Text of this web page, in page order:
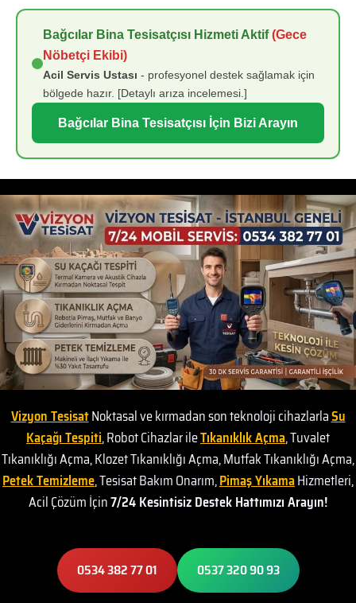
Bağcılar Bina Tesisatçısı Hizmeti Aktif(Gece
Nöbetçi Ekibi)
Acil Servis Ustası - profesyonel destek sağlamak için
bölgede hazır. [Detaylı arıza incelemesi.]
Bağcılar Bina Tesisatçısı İçin Bizi Arayın
Vizyon TesisatNoktasal ve kırmadan son teknoloji cihazlarlaSu
Kaçağı Tespiti, Robot Cihazlar ileTıkanıklık Açma, Tuvalet
Tıkanıklığı Açma, Klozet Tıkanıklığı Açma, Mutfak Tıkanıklığı Açma,
Petek Temizleme, Tesisat Bakım Onarım,Pimaş YıkamaHizmetleri,
Acil Çözüm İçin7/24 Kesintisiz Destek Hattımızı Arayın!
0534 382 77 01 0537 320 90 93